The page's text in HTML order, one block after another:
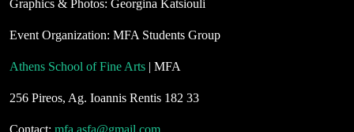
Graphics & Photos: Georgina Katsiouli
Event Organization: MFA Students Group
Athens School of Fine Arts | MFA
256 Pireos, Ag. Ioannis Rentis 182 33
Contact: mfa.asfa@gmail.com